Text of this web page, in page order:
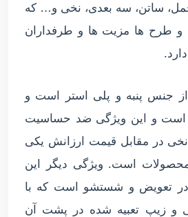
ساتن، سه بعدی، نخی و… که
طرح ها مزیت ها و طرفداران
جنس پنبه و پلی استر است و
است و این ویژگی ضد حساسیت
در مقابل قیمت ارزانش یکی
است. ویژگی دیگر این
تعویض و شستشو است که با
و زیپ تعبیه شده در پشت آن